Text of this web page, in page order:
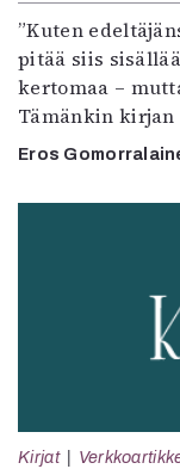
”Kuten
pitää siis
kertomaa –
Tämänkin
Eros
Kirjat